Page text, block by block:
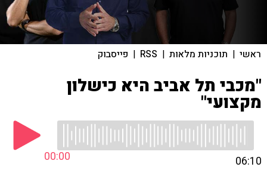
ראשי | תוכניות מלאות |
RSS
| פייסבוק
"מכבי תל אביב היא כישלון
מקצועי"
00:00 06:10